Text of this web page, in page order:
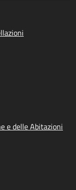
e delle Abitazioni